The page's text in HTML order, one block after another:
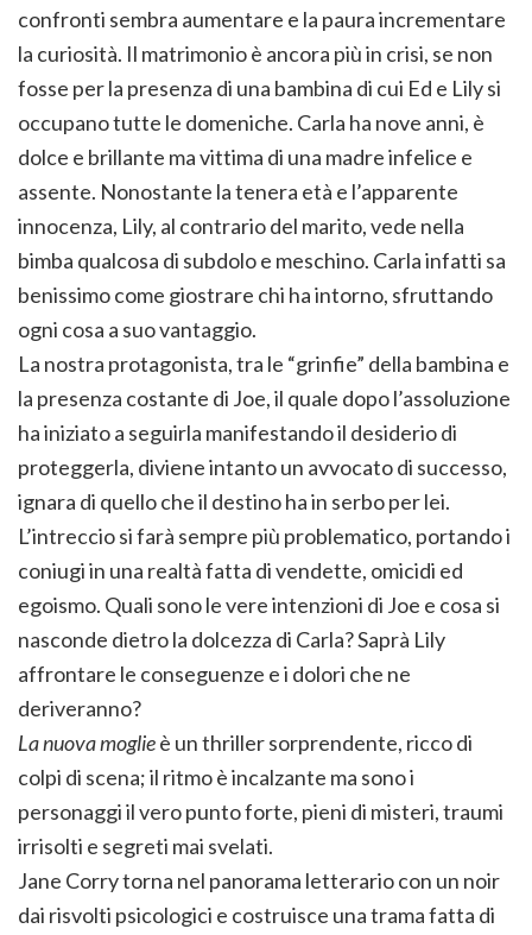
confronti sembra aumentare e la paura incrementare
la curiosità. Il matrimonio è ancora più in crisi, se non
fosse per la presenza di una bambina di cui Ed e Lily si
occupano tutte le domeniche. Carla ha nove anni, è
dolce e brillante ma vittima di una madre infelice e
assente. Nonostante la tenera età e l’apparente
innocenza, Lily, al contrario del marito, vede nella
bimba qualcosa di subdolo e meschino. Carla infatti sa
benissimo come giostrare chi ha intorno, sfruttando
ogni cosa a suo vantaggio.
La nostra protagonista, tra le “grinfie” della bambina e
la presenza costante di Joe, il quale dopo l’assoluzione
ha iniziato a seguirla manifestando il desiderio di
proteggerla, diviene intanto un avvocato di successo,
ignara di quello che il destino ha in serbo per lei.
L’intreccio si farà sempre più problematico, portando i
coniugi in una realtà fatta di vendette, omicidi ed
egoismo. Quali sono le vere intenzioni di Joe e cosa si
nasconde dietro la dolcezza di Carla? Saprà Lily
affrontare le conseguenze e i dolori che ne
deriveranno?
La nuova moglieè un thriller sorprendente, ricco di
colpi di scena; il ritmo è incalzante ma sono i
personaggi il vero punto forte, pieni di misteri, traumi
irrisolti e segreti mai svelati.
Jane Corry torna nel panorama letterario con un noir
dai risvolti psicologici e costruisce una trama fatta di